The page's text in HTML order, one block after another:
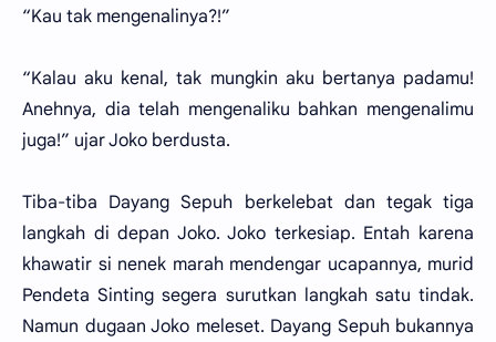
“Kau tak mengenalinya?!”
“Kalau aku kenal, tak mungkin aku bertanya padamu!
Anehnya, dia telah mengenaliku bahkan mengenalimu
juga!” ujar Joko berdusta.
Tiba-tiba Dayang Sepuh berkelebat dan tegak tiga
langkah di depan Joko. Joko terkesiap. Entah karena
khawatir si nenek marah mendengar ucapannya, murid
Pendeta Sinting segera surutkan langkah satu tindak.
Namun dugaan Joko meleset. Dayang Sepuh bukannya